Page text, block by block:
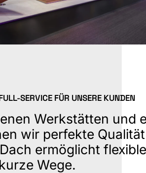
SERVICE FÜR UNSERE KUNDEN
Werkstätten und
wir perfekte
ermöglicht
Wege.